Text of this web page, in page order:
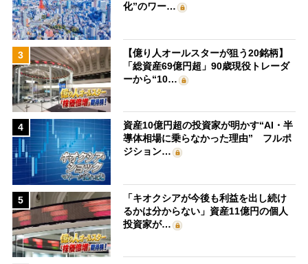
化”のワー…
3
【億り人オールスターが狙う20銘柄】
「総資産69億円超」90歳現役トレーダ
ーから“10…
4
資産10億円超の投資家が明かす“AI・半
導体相場に乗らなかった理由” フルポ
ジション…
5
「キオクシアが今後も利益を出し続け
るかは分からない」資産11億円の個人
投資家が…